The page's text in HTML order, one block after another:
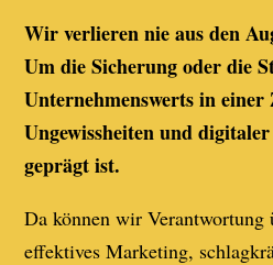
Wir verlieren nie aus den
Um die Sicherung oder die
Unternehmenswerts in einer
Ungewissheiten und
geprägt ist.
Da können wir Verantwortung
effektives Marketing,